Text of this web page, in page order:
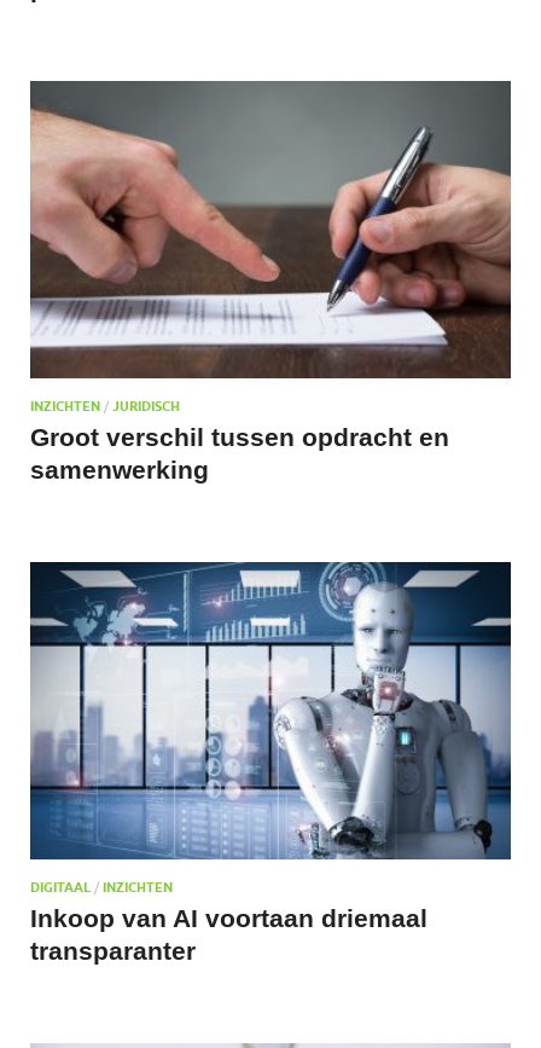
INZICHTEN / JURIDISCH
Groot verschil tussen opdracht en
samenwerking
DIGITAAL / INZICHTEN
Inkoop van AI voortaan driemaal
transparanter